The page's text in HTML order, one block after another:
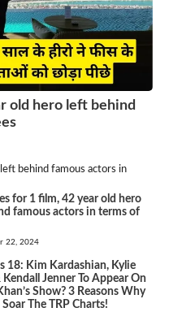
old hero left behind
behind famous actors in
for 1 film, 42 year old hero
famous actors in terms of
22, 2024
18: Kim Kardashian, Kylie
Kendall Jenner To Appear On
Show? 3 Reasons Why
Soar The TRP Charts!